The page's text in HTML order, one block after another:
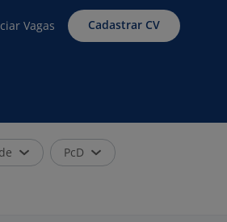
Vagas Cadastrar CV
PcD